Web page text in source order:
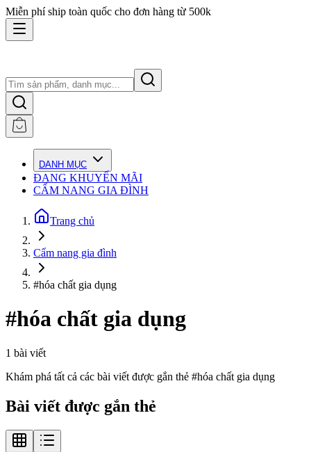
Miễn phí ship toàn quốc cho đơn hàng từ 500k
DANH MỤC
ĐANG KHUYẾN MÃI
CẨM NANG GIA ĐÌNH
Trang chủ
Cẩm nang gia đình
#hóa chất gia dụng
#hóa chất gia dụng
1 bài viết
Khám phá tất cả các bài viết được gắn thẻ #hóa chất gia dụng
Bài viết được gắn thẻ